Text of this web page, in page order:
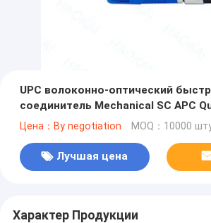
UPC волоконно-оптический
соединитель Mechanical SC APC
Цена：By negotiation MOQ：10000
Лучшая цена
Характер Продукции